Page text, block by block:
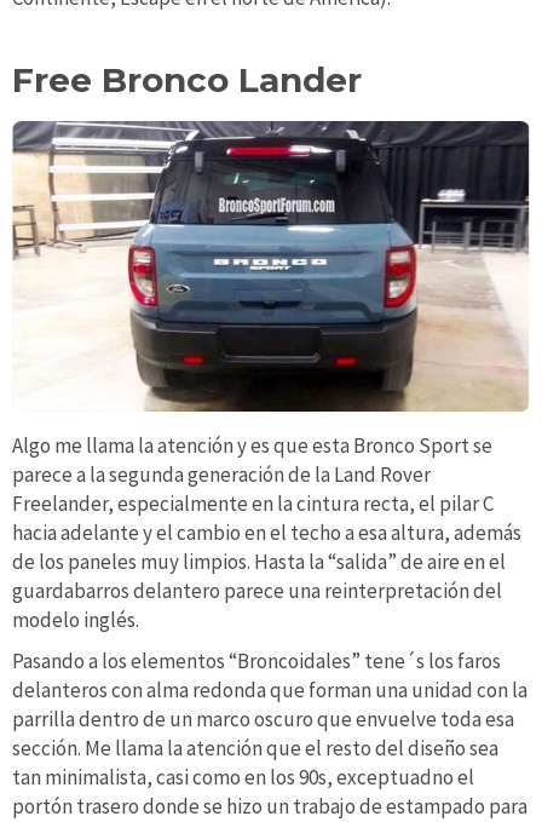
Free Bronco Lander
Algo me llama la atención y es que esta Bronco Sport se
parece a la segunda generación de la Land Rover
Freelander, especialmente en la cintura recta, el pilar C
hacia adelante y el cambio en el techo a esa altura, además
de los paneles muy limpios. Hasta la “salida” de aire en el
guardabarros delantero parece una reinterpretación del
modelo inglés.
Pasando a los elementos “Broncoidales” tene´s los faros
delanteros con alma redonda que forman una unidad con la
parrilla dentro de un marco oscuro que envuelve toda esa
sección. Me llama la atención que el resto del diseño sea
tan minimalista, casi como en los 90s, exceptuadno el
portón trasero donde se hizo un trabajo de estampado para